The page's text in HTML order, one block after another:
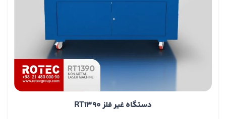
دستگاه غیر فلز RT1390